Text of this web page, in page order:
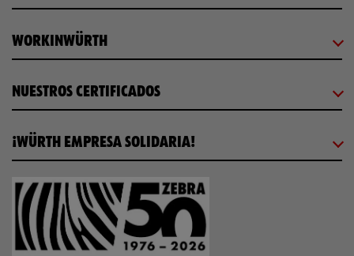
WORKINWÜRTH
NUESTROS CERTIFICADOS
¡WÜRTH EMPRESA SOLIDARIA!